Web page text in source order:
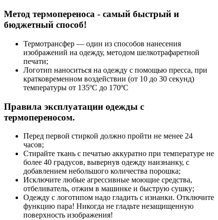
Метод термопереноса - самый быстрый и
бюджетный способ!
Термотрансфер — один из способов нанесения
изображений на одежду, методом шелкотрафаретной
печати;
Логотип наноситься на одежду с помощью пресса, при
кратковременном воздействии (от 10 до 30 секунд)
температуры от 135ºС до 170ºС
Правила эксплуатации одежды с
термопереносом.
Перед первой стиркой должно пройти не менее 24
часов;
Стирайте ткань с печатью аккуратно при температуре не
более 40 градусов, вывернув одежду наизнанку, с
добавлением небольшого количества порошка;
Исключите любые агрессивные моющие средства,
отбеливатель, отжим в машинке и быструю сушку;
Одежду с логотипом надо гладить с изнанки. Отключите
функцию пара! Никогда не гладьте незащищенную
поверхность изображения!